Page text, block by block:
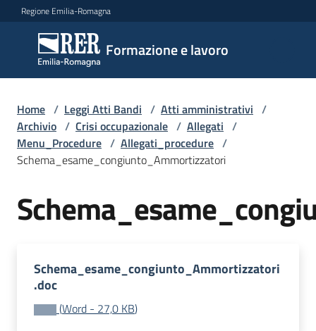
Vai al contenuto
Vai alla navigazione
Vai al footer
Regione Emilia-Romagna
Formazione e lavoro
Formazione
e lavoro
Argomenti
Leggi
Home / Leggi Atti Bandi / Atti amministrativi /
Archivio / Crisi occupazionale / Allegati /
Menu_Procedure / Allegati_procedure /
Schema_esame_congiunto_Ammortizzatori
Schema_esame_congiunto_Ammortizzatori
.doc
(Word - 27,0 KB)